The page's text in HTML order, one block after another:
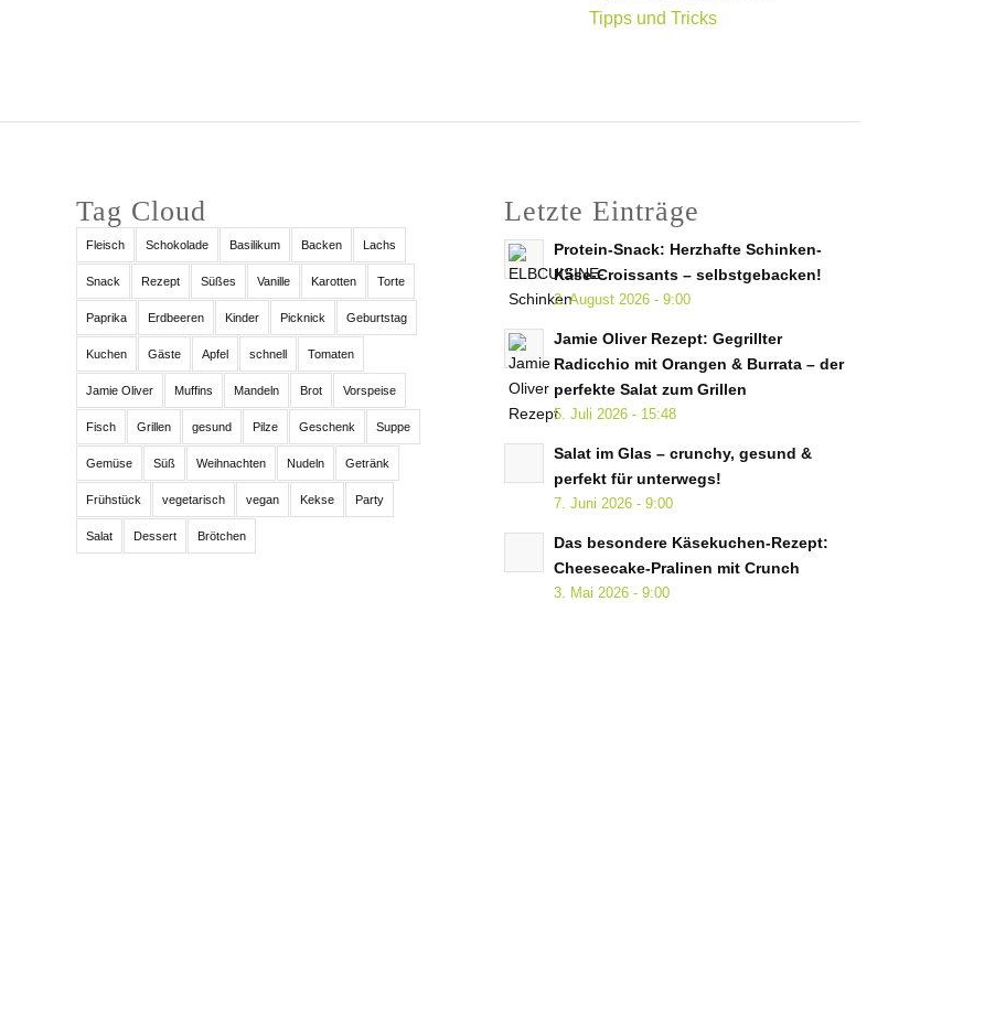
Tipps und Tricks
Tag Cloud
Fleisch Schokolade Basilikum Backen Lachs
Snack Rezept Süßes Vanille Karotten Torte
Paprika Erdbeeren Kinder Picknick Geburtstag
Kuchen Gäste Apfel schnell Tomaten
Jamie Oliver Muffins Mandeln Brot Vorspeise
Fisch Grillen gesund Pilze Geschenk Suppe
Gemüse Süß Weihnachten Nudeln Getränk
Frühstück vegetarisch vegan Kekse Party
Salat Dessert Brötchen
Letzte Einträge
Protein-Snack: Herzhafte Schinken-
Käse-Croissants – selbstgebacken!
2. August 2026 - 9:00
Jamie Oliver Rezept: Gegrillter
Radicchio mit Orangen & Burrata – der
perfekte Salat zum Grillen
5. Juli 2026 - 15:48
Salat im Glas – crunchy, gesund &
perfekt für unterwegs!
7. Juni 2026 - 9:00
Das besondere Käsekuchen-Rezept:
Cheesecake-Pralinen mit Crunch
3. Mai 2026 - 9:00